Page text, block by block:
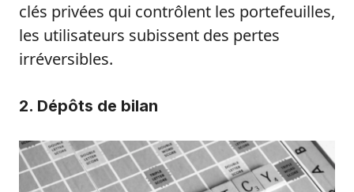
clés privées qui contrôlent les portefeuilles,
les utilisateurs subissent des pertes
irréversibles.
2. Dépôts de bilan